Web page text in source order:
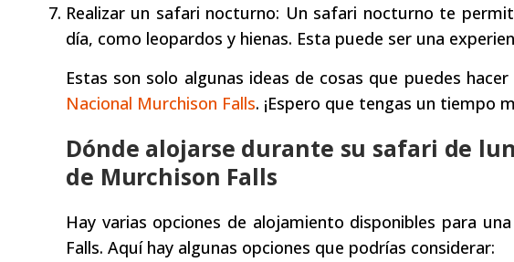
Realizar un safari nocturno: Un safari nocturno te
día, como leopardos y hienas. Esta puede ser una
Estas son solo algunas ideas de cosas que puedes
Nacional Murchison Falls. ¡Espero que tengas un tiempo
Dónde alojarse durante su safari de
de Murchison Falls
Hay varias opciones de alojamiento disponibles para
Falls. Aquí hay algunas opciones que podrías considerar: